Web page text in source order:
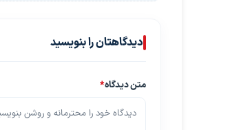
دیدگاهتان را بنویسید
متن دیدگاه*